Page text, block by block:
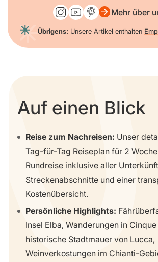
Mehr über
Übrigens: Unsere Artikel enthalten
Auf einen Blick
Reise zum Nachreisen: Unser
Tag-für-Tag Reiseplan für 2
Rundreise inklusive aller
Streckenabschnitte und einer
Kostenübersicht.
Persönliche Highlights:
Insel Elba, Wanderungen in Cinque
historische Stadtmauer von Lucca,
Weinverkostungen im Chianti-